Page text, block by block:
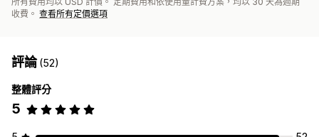
收費。 查看所有定價選項
評論(52)
整體評分
5